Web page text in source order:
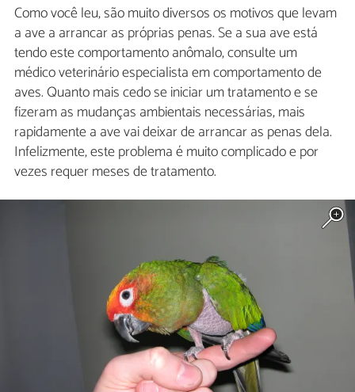
Como você leu, são muito diversos os motivos que levam
a ave a arrancar as próprias penas. Se a sua ave está
tendo este comportamento anômalo, consulte um
médico veterinário especialista em comportamento de
aves. Quanto mais cedo se iniciar um tratamento e se
fizeram as mudanças ambientais necessárias, mais
rapidamente a ave vai deixar de arrancar as penas dela.
Infelizmente, este problema é muito complicado e por
vezes requer meses de tratamento.